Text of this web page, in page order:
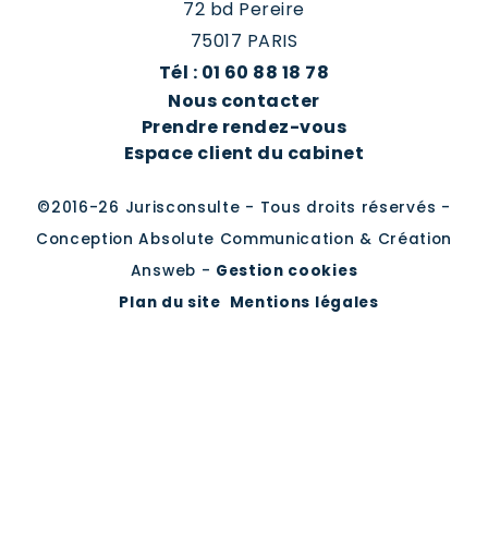
72 bd Pereire
75017 PARIS
Tél : 01 60 88 18 78
Nous contacter
Prendre rendez-vous
Espace client du cabinet
©2016-26 Jurisconsulte - Tous droits réservés -
Conception Absolute Communication & Création
Answeb - Gestion cookies
Plan du site Mentions légales